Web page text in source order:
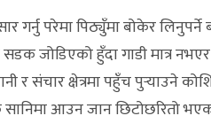
गर्नु परेमा पिठ्युँमा बोकेर
जोडिएको हुँदा गाडी मात्र
र संचार क्षेत्रमा पहुँच
आउन जान छिटोछरितो